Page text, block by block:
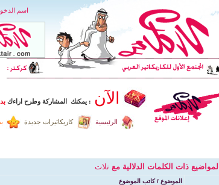
اسم
الآن : يمكنك المشاركة وطرح اراءك
كاريكاتيرات جديدة الرئيسية
المواضيع ذات الكلمات الدلالية معتلات
الموضوع / كاتب الموضوع